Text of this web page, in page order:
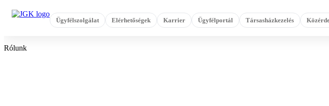
Ügyfélszolgálat Elérhetőségek Karrier Ügyfélportál Társasházkezelés
Rólunk